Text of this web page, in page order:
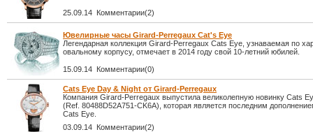
25.09.14 Комментарии(2)
Ювелирные часы Girard-Perregaux Cat's Eye
Легендарная коллекция Girard-Perregaux Cats Eye, узнаваемая по
овальному корпусу, отмечает в 2014 году свой 10-летний юбилей.
15.09.14 Комментарии(0)
Cats Eye Day & Night от Girard-Perregaux
Компания Girard-Perregaux выпустила великолепную новинку Cats
(Ref. 80488D52A751-CK6A), которая является последним
Cats Eye.
03.09.14 Комментарии(2)